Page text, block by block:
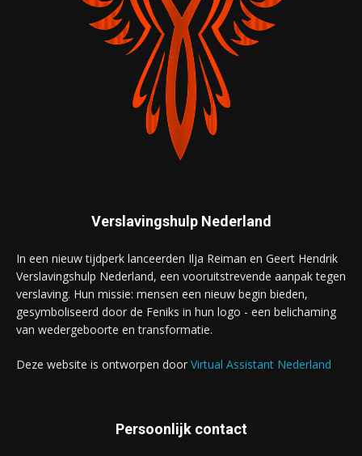
Verslavingshulp Nederland
In een nieuw tijdperk lanceerden Ilja Reiman en Geert Hendrik
Verslavingshulp Nederland, een vooruitstrevende aanpak tegen
verslaving. Hun missie: mensen een nieuw begin bieden,
gesymboliseerd door de Feniks in hun logo - een belichaming
van wedergeboorte en transformatie.
Deze website is ontworpen door Virtual Assistant Nederland
Persoonlijk contact